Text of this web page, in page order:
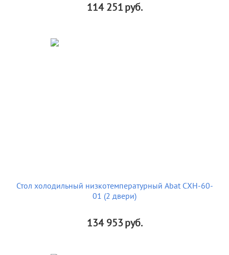
114 251руб.
Стол холодильный низкотемпературный Abat СХН-60-
01 (2 двери)
134 953руб.